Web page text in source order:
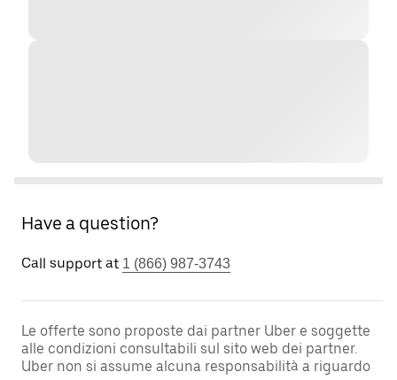
Have a question?
Call support at 1 (866) 987-3743
Le offerte sono proposte dai partner Uber e soggette
alle condizioni consultabili sul sito web dei partner.
Uber non si assume alcuna responsabilità a riguardo